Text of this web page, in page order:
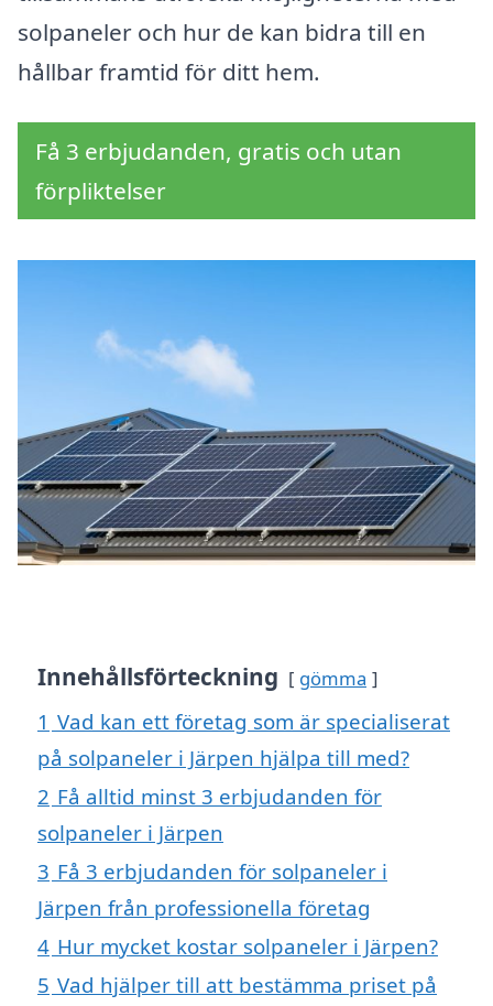
solpaneler och hur de kan bidra till en
hållbar framtid för ditt hem.
Få 3 erbjudanden, gratis och utan
förpliktelser
Innehållsförteckning gömma
1 Vad kan ett företag som är specialiserat
på solpaneler i Järpen hjälpa till med?
2 Få alltid minst 3 erbjudanden för
solpaneler i Järpen
3 Få 3 erbjudanden för solpaneler i
Järpen från professionella företag
4 Hur mycket kostar solpaneler i Järpen?
5 Vad hjälper till att bestämma priset på